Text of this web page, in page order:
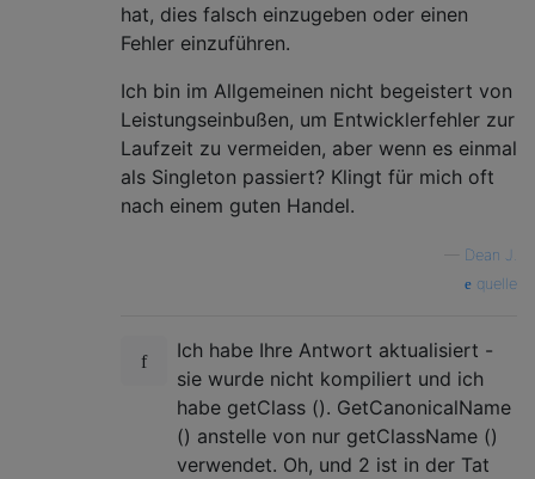
hat, dies falsch einzugeben oder einen
Fehler einzuführen.
Ich bin im Allgemeinen nicht begeistert von
Leistungseinbußen, um Entwicklerfehler zur
Laufzeit zu vermeiden, aber wenn es einmal
als Singleton passiert? Klingt für mich oft
nach einem guten Handel.
Dean J.
quelle
Ich habe Ihre Antwort aktualisiert -
sie wurde nicht kompiliert und ich
habe getClass (). GetCanonicalName
() anstelle von nur getClassName ()
verwendet. Oh, und 2 ist in der Tat